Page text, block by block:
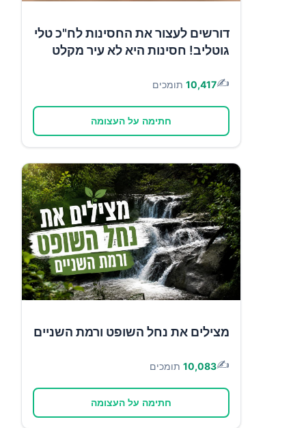
דורשים לעצור את החסינות לח"כ טלי
גוטליב! חסינות היא לא עיר מקלט
✍️
10,417 תומכים
חתימה על העצומה
מצילים את נחל השופט ורמת השניים
✍️
10,083 תומכים
חתימה על העצומה